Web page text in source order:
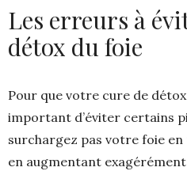
Les erreurs à
détox du foie
Pour que votre cure de
important d’éviter certains
surchargez pas votre foie
en augmentant